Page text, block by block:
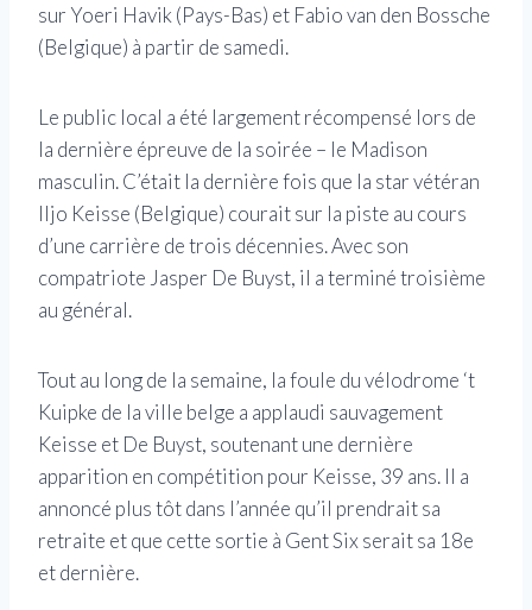
sur Yoeri Havik (Pays-Bas) et Fabio van den Bossche
(Belgique) à partir de samedi.
Le public local a été largement récompensé lors de
la dernière épreuve de la soirée – le Madison
masculin. C’était la dernière fois que la star vétéran
Iljo Keisse (Belgique) courait sur la piste au cours
d’une carrière de trois décennies. Avec son
compatriote Jasper De Buyst, il a terminé troisième
au général.
Tout au long de la semaine, la foule du vélodrome ‘t
Kuipke de la ville belge a applaudi sauvagement
Keisse et De Buyst, soutenant une dernière
apparition en compétition pour Keisse, 39 ans. Il a
annoncé plus tôt dans l’année qu’il prendrait sa
retraite et que cette sortie à Gent Six serait sa 18e
et dernière.